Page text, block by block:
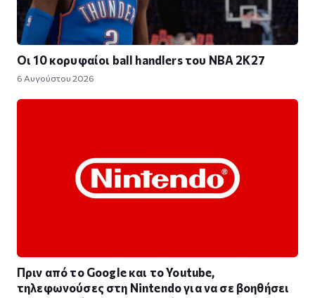
Οι 10 κορυφαίοι ball handlers του NBA 2K27
6 Αυγούστου 2026
Πριν από το Google και το Youtube,
τηλεφωνούσες στη Nintendo για να σε βοηθήσει